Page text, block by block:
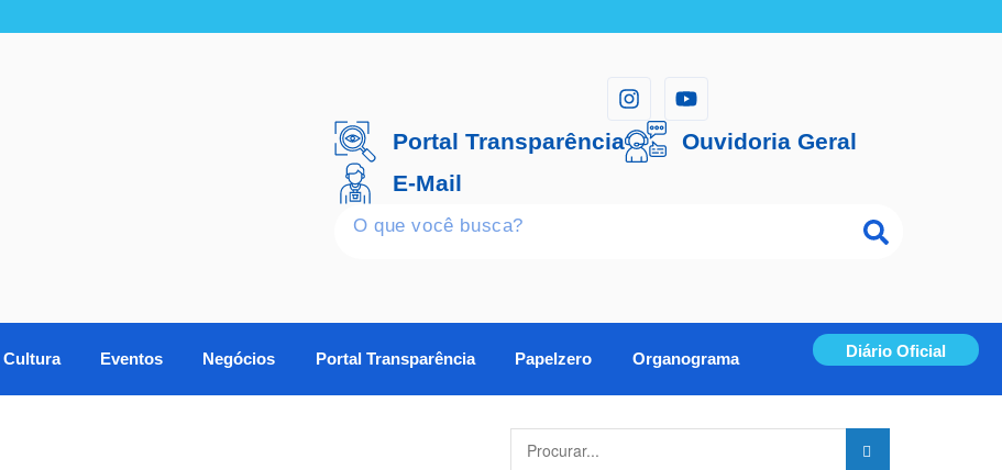
Portal Transparência
Ouvidoria Geral
E-Mail
Cultura Eventos Negócios Portal Transparência Papelzero Organograma Diário Oficial